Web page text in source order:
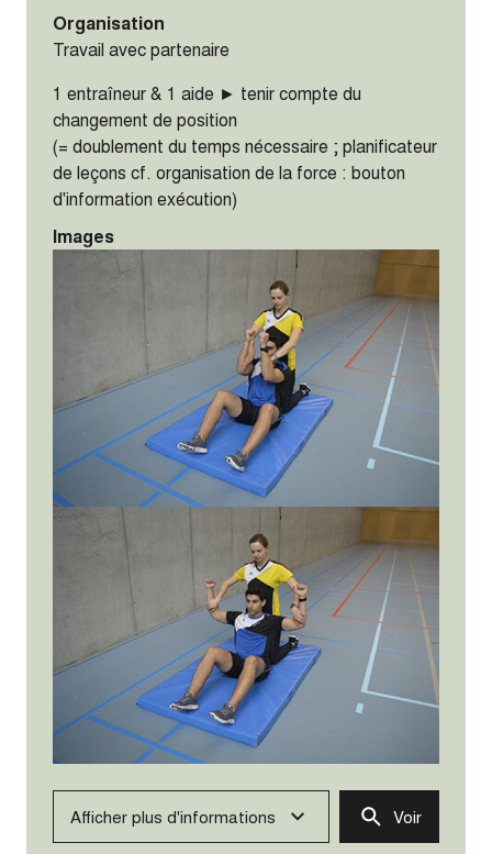
Organisation
Travail avec partenaire
1 entraîneur & 1 aide ► tenir compte du
changement de position
(= doublement du temps nécessaire ; planificateur
de leçons cf. organisation de la force : bouton
d'information exécution)
Images
Afficher plus d'informations Voir